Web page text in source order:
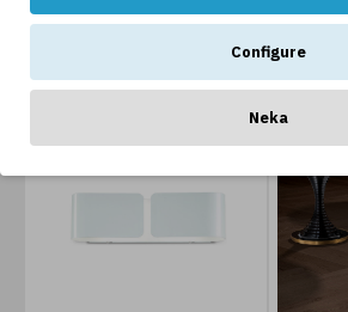
Configure
Neka
ANDRA GILLAR OCKSÅ...